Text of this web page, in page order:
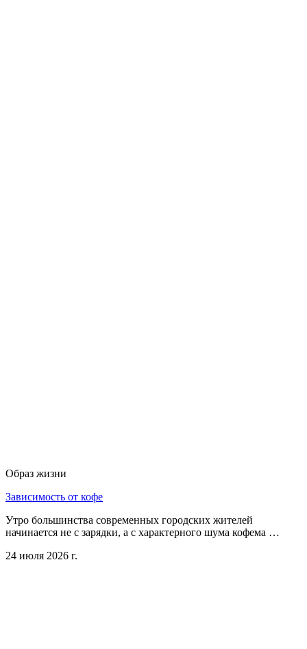
Образ жизни
Зависимость от кофе
Утро большинства современных городских жителей
начинается не с зарядки, а с характерного шума кофема …
24 июля 2026 г.